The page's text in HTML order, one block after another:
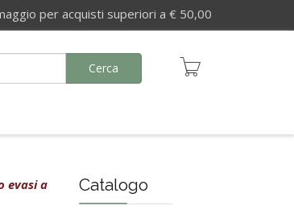
per acquisti superiori a € 50,00
Cerca
evasi a
Catalogo